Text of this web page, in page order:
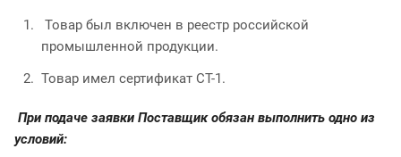
Товар был включен в реестр российской
промышленной продукции.
Товар имел сертификат СТ-1.
При подаче заявки Поставщик обязан выполнить одно из
условий: